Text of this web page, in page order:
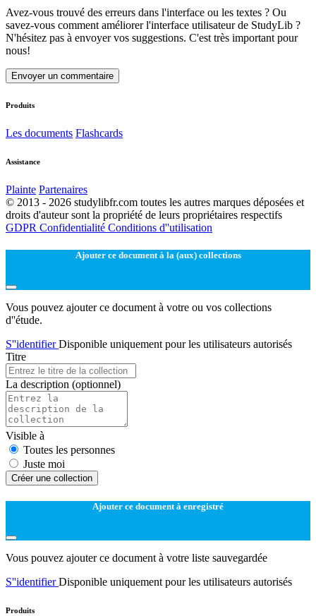
Avez-vous trouvé des erreurs dans l'interface ou les textes ? Ou
savez-vous comment améliorer l'interface utilisateur de StudyLib ?
N'hésitez pas à envoyer vos suggestions. C'est très important pour
nous!
Envoyer un commentaire
Produits
Les documents Flashcards
Assistance
Plainte Partenaires
© 2013 - 2026 studylibfr.com toutes les autres marques déposées et
droits d'auteur sont la propriété de leurs propriétaires respectifs
GDPR Confidentialité Conditions d''utilisation
Ajouter ce document à la (aux) collections
Vous pouvez ajouter ce document à votre ou vos collections
d''étude.
S''identifierDisponible uniquement pour les utilisateurs autorisés
Titre
La description (optionnel)
Visible à
Toutes les personnes
Juste moi
Créer une collection
Ajouter ce document à enregistré
Vous pouvez ajouter ce document à votre liste sauvegardée
S''identifierDisponible uniquement pour les utilisateurs autorisés
Produits